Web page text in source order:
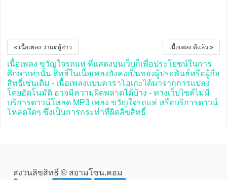
เนื้อเพลง ดีแล้ว »
« เนื้อเพลง ว่าแต่ผู้สาว
เนื้อเพลง ขวัญใจรถแห่ ที่แสดงบนเว็บก็เพื่อประโยชน์ในการ
ศึกษาเท่านั้น สิทธิ์ในเนื้อเพลงยังคงเป็นของผู้ประพันธ์หรือผู้ถือ
สิทธิ์เช่นเดิม - เนื้อเพลงแบบคาราโอเกะได้มาจากการแปลง
โดยอัตโนมัติ อาจมีความผิดพลาดได้บ้าง - ทางเว็บไซต์ไม่มี
บริการดาวน์โหลด MP3 เพลง ขวัญใจรถแห่ หรือบริการดาวน์
โหลดใดๆ ซึ่งเป็นการกระทำที่ผิดลิขสิทธิ์
สงวนลิขสิทธิ์ © สยามโซน.คอม